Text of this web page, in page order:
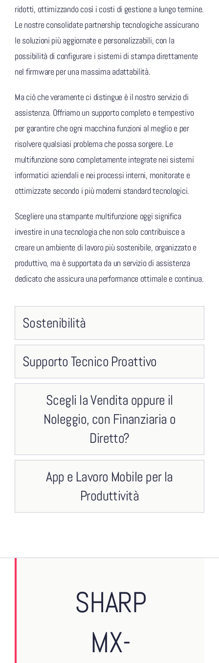
ridotti, ottimizzando così i costi di gestione a lungo termine.
Le nostre consolidate partnership tecnologiche assicurano
le soluzioni più aggiornate e personalizzabili, con la
possibilità di configurare i sistemi di stampa direttamente
nel firmware per una massima adattabilità.
Ma ciò che veramente ci distingue è il nostro servizio di
assistenza. Offriamo un supporto completo e tempestivo
per garantire che ogni macchina funzioni al meglio e per
risolvere qualsiasi problema che possa sorgere. Le
multifunzione sono completamente integrate nei sistemi
informatici aziendali e nei processi interni, monitorate e
ottimizzate secondo i più moderni standard tecnologici.
Scegliere una stampante multifunzione oggi significa
investire in una tecnologia che non solo contribuisce a
creare un ambiente di lavoro più sostenibile, organizzato e
produttivo, ma è supportata da un servizio di assistenza
dedicato che assicura una performance ottimale e continua.
Sostenibilità
Supporto Tecnico Proattivo
Scegli la Vendita oppure il
Noleggio, con Finanziaria o
Diretto?
App e Lavoro Mobile per la
Produttività
SHARP
MX-